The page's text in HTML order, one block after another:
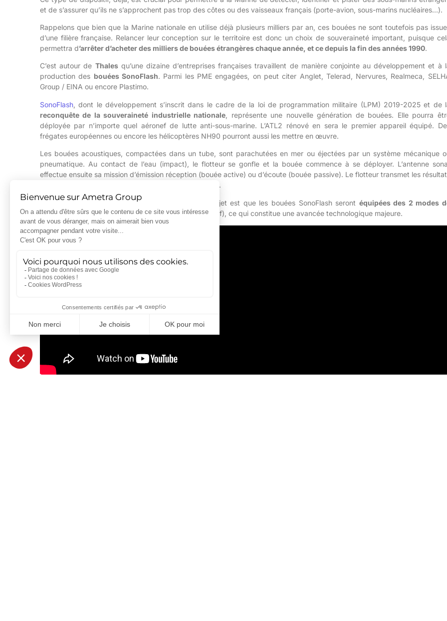
et de s’assurer qu’ils ne s’approchent pas trop des côtes ou des vaisseaux français (porte-avion, sous-marins nucléaires…).
Rappelons que bien que la Marine nationale en utilise déjà plusieurs milliers par an, ces bouées ne sont toutefois pas
d’une filière française. Relancer leur conception sur le territoire est donc un choix de souveraineté important, puisque
permettra d’arrêter d’acheter des milliers de bouées étrangères chaque année, et ce depuis la fin des années 1990.
C’est autour de Thalesqu’une dizaine d’entreprises françaises travaillent de manière conjointe au développement et à
production des bouées SonoFlash. Parmi les PME engagées, on peut citer Anglet, Telerad, Nervures, Realmeca,
Group / EINA ou encore Plastimo.
SonoFlash , dont le développement s’inscrit dans le cadre de la loi de programmation militaire (LPM) 2019-2025 et de
reconquête de la souveraineté industrielle nationale , représente une nouvelle génération de bouées. Elle pourra
déployée par n’importe quel aéronef de lutte anti-sous-marine. L’ATL2 rénové en sera le premier appareil équipé.
frégates européennes ou encore les hélicoptères NH90 pourront aussi les mettre en œuvre.
Les bouées acoustiques, compactées dans un tube, sont parachutées en mer ou éjectées par un système mécanique
pneumatique. Au contact de l’eau (impact), le flotteur se gonfle et la bouée commence à se déployer. L’antenne
effectue ensuite sa mission d’émission réception (bouée active) ou d’écoute (bouée passive). Le flotteur transmet les
du sonar à l’aéronef jusqu’à ce que sa batterie s’épuise.
L’une des innovations majeures apportées par le projet est que les bouées SonoFlash seront équipées des 2 modes
détection des sous-marins(mode passif et mode actif), ce qui constitue une avancée technologique majeure.